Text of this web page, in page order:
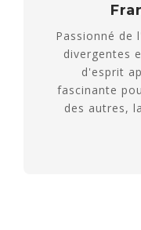
Passionné de
divergentes
d'esprit
fascinante
des autres,